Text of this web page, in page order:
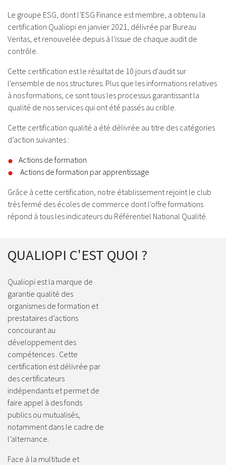
Le groupe ESG, dont l’ESG Finance est membre, a obtenu la
certification Qualiopi en janvier 2021, délivrée par Bureau
Veritas, et renouvelée depuis à l'issue de chaque audit de
contrôle.
Cette certification est le résultat de 10 jours d'audit sur
l'ensemble de nos structures. Plus que les informations relatives
à nos formations, ce sont tous les processus garantissant la
qualité de nos services qui ont été passés au crible.
Cette certification qualité a été délivrée au titre des catégories
d’action suivantes :
Actions de formation
Actions de formation par apprentissage
Grâce à cette certification, notre établissement rejoint le club
très fermé des écoles de commerce dont l'offre formations
répond à tous les indicateurs du Référentiel National Qualité.
QUALIOPI C'EST QUOI ?
Qualiopi est la marque de
garantie qualité des
organismes de formation et
prestataires d’actions
concourant au
développement des
compétences . Cette
certification est délivrée par
des certificateurs
indépendants et permet de
faire appel à des fonds
publics ou mutualisés,
notamment dans le cadre de
l’alternance.
Face à la multitude et